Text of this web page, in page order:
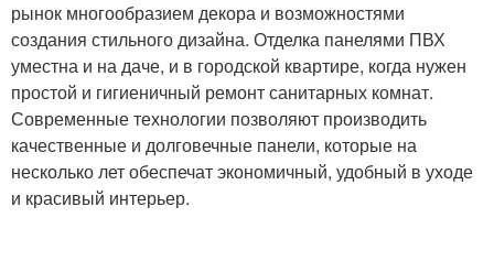
рынок многообразием декора и возможностями
создания стильного дизайна. Отделка панелями ПВХ
уместна и на даче, и в городской квартире, когда нужен
простой и гигиеничный ремонт санитарных комнат.
Современные технологии позволяют производить
качественные и долговечные панели, которые на
несколько лет обеспечат экономичный, удобный в уходе
и красивый интерьер.